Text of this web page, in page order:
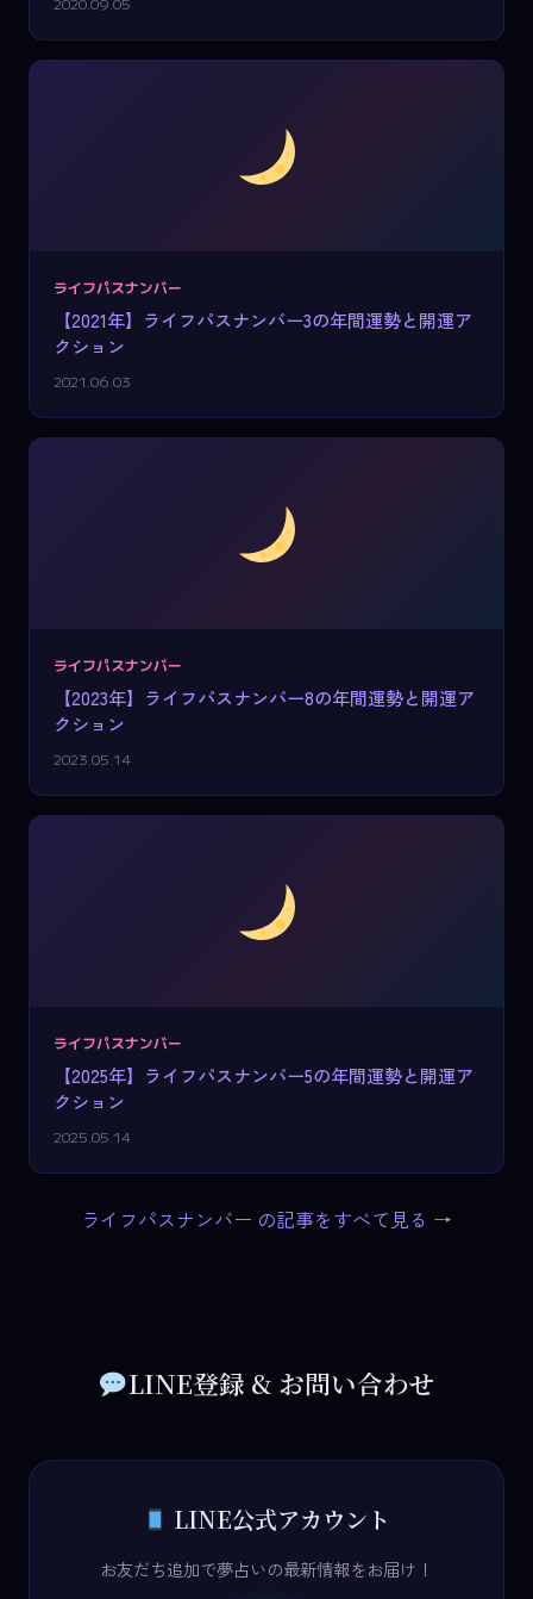
ライフパスナンバー
【2021年】ライフパスナンバー3の年間運勢と開運ア
クション
2021.06.03
ライフパスナンバー
【2023年】ライフパスナンバー8の年間運勢と開運ア
クション
2023.05.14
ライフパスナンバー
【2025年】ライフパスナンバー5の年間運勢と開運ア
クション
2025.05.14
ライフパスナンバー の記事をすべて見る →
LINE登録 & お問い合わせ
LINE公式アカウント
お友だち追加で夢占いの最新情報をお届け！